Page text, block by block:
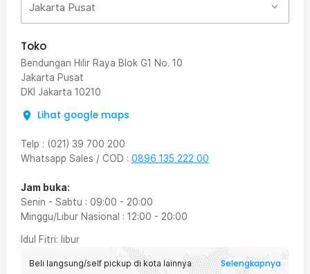
Jakarta Pusat
Toko
Bendungan Hilir Raya Blok G1 No. 10
Jakarta Pusat
DKI Jakarta 10210
Lihat google maps
Telp : (021) 39 700 200
Whatsapp Sales / COD : 0896 135 222 00
Jam buka:
Senin - Sabtu : 09:00 - 20:00
Minggu/Libur Nasional : 12:00 - 20:00
Idul Fitri: libur
Beli langsung/self pickup di kota lainnya Selengkapnya